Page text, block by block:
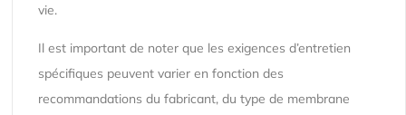
vie.
Il est important de noter que les exigences d’entretien
spécifiques peuvent varier en fonction des
recommandations du fabricant, du type de membrane